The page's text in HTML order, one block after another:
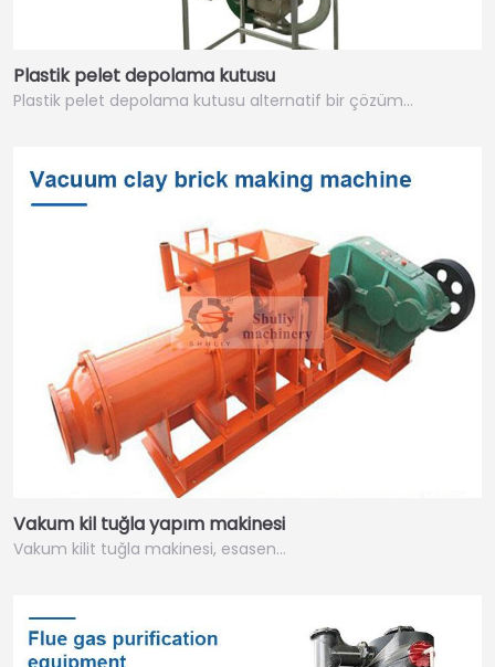
Plastik pelet depolama kutusu
Plastik pelet depolama kutusu alternatif bir çözüm…
Vakum kil tuğla yapım makinesi
Vakum kilit tuğla makinesi, esasen…